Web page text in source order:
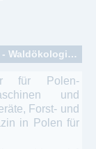
Zeitschriften zum Thema: Landwirtschaft - Waldökologie – Forstwirtschaft
für Polen-
und
Forst- und
in Polen für